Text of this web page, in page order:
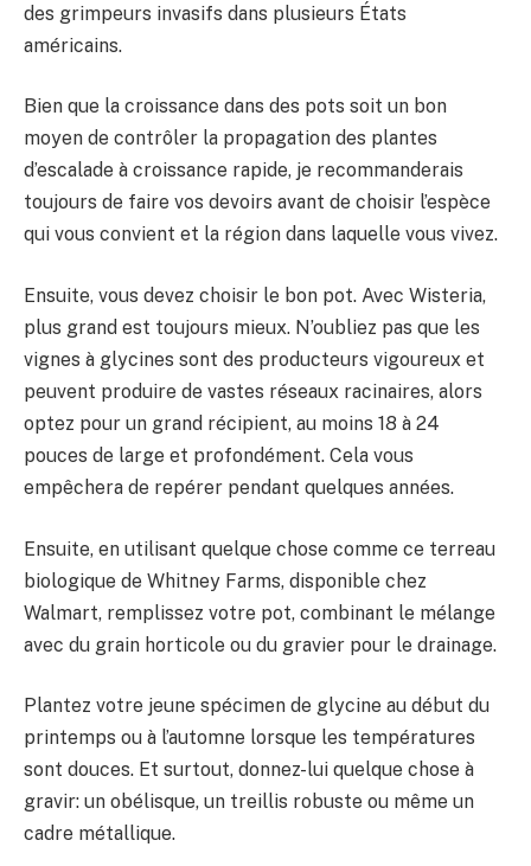
des grimpeurs invasifs dans plusieurs États
américains.
Bien que la croissance dans des pots soit un bon
moyen de contrôler la propagation des plantes
d’escalade à croissance rapide, je recommanderais
toujours de faire vos devoirs avant de choisir l’espèce
qui vous convient et la région dans laquelle vous vivez.
Ensuite, vous devez choisir le bon pot. Avec Wisteria,
plus grand est toujours mieux. N’oubliez pas que les
vignes à glycines sont des producteurs vigoureux et
peuvent produire de vastes réseaux racinaires, alors
optez pour un grand récipient, au moins 18 à 24
pouces de large et profondément. Cela vous
empêchera de repérer pendant quelques années.
Ensuite, en utilisant quelque chose comme ce terreau
biologique de Whitney Farms, disponible chez
Walmart, remplissez votre pot, combinant le mélange
avec du grain horticole ou du gravier pour le drainage.
Plantez votre jeune spécimen de glycine au début du
printemps ou à l’automne lorsque les températures
sont douces. Et surtout, donnez-lui quelque chose à
gravir: un obélisque, un treillis robuste ou même un
cadre métallique.